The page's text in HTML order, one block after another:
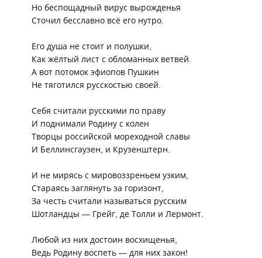
Но беспощадный вирус вырожденья
Сточил бесславно всё его нутро.
Его душа не стоит и полушки,
Как жёлтый лист с обломанных ветвей.
А вот потомок эфиопов Пушкин
Не тяготился русскостью своей.
Себя считали русскими по праву
И поднимали Родину с колен
Творцы российской мореходной славы
И Беллинсгаузен, и Крузенштерн.
И не мирясь с мировоззреньем узким,
Стараясь заглянуть за горизонт,
За честь считали называться русским
Шотландцы — Грейг, де Толли и Лермонт.
Любой из них достоин восхищенья,
Ведь Родину воспеть — для них закон!